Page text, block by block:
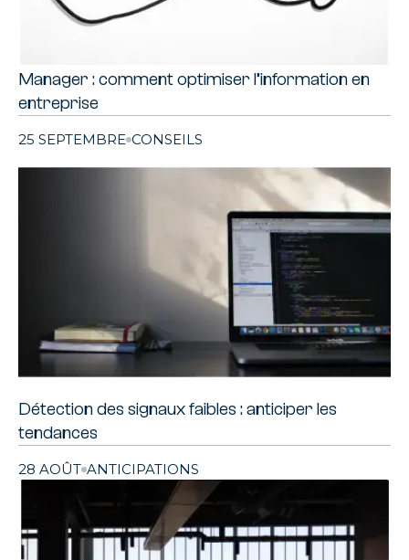
Manager : comment optimiser l’information en
entreprise
25 SEPTEMBRE CONSEILS
Détection des signaux faibles : anticiper les
tendances
28 AOÛT ANTICIPATIONS